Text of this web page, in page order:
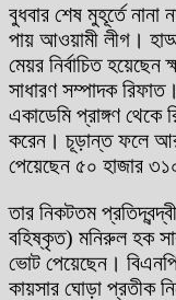
বুধবার শেষ মুহূর্তে নানা
পায় আওয়ামী লীগ।
মেয়র নির্বাচিত
সাধারণ সম্পাদক
একাডেমি প্রাঙ্গণ থেকে
করেন। চূড়ান্ত ফলে
পেয়েছেন ৫০ হাজার
তার নিকটতম
বহিষ্কৃত) মনিরুল হক
ভোট পেয়েছেন।
কায়সার ঘোড়া প্রতীক